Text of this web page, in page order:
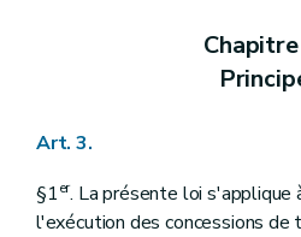
Art. 3.
§1er. La présente loi s'applique
l'exécution des concessions de